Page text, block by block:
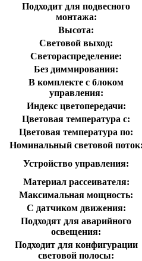
Подходит для подвесного
монтажа:
Высота:
Световой выход:
Светораспределение:
Без диммирования:
В комплекте с блоком
управления:
Индекс цветопередачи:
Цветовая температура с:
Цветовая температура по:
Номинальный световой поток:
Устройство управления:
Материал рассеивателя:
Максимальная мощность:
С датчиком движения:
Подходят для аварийного
освещения:
Подходит для конфигурации
световой полосы: